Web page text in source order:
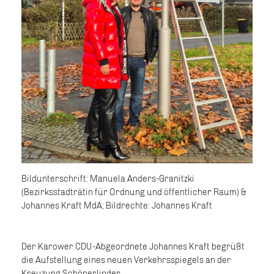
Bildunterschrift: Manuela Anders-Granitzki
(Bezirksstadträtin für Ordnung und öffentlicher Raum) &
Johannes Kraft MdA; Bildrechte: Johannes Kraft
Der Karower CDU-Abgeordnete Johannes Kraft begrüßt
die Aufstellung eines neuen Verkehrsspiegels an der